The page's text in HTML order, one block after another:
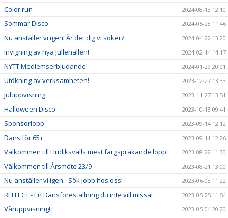
Color run 2024-08-13 12:10
Sommar Disco 2024-05-28 11:46
Nu anställer vi igen! Är det dig vi söker? 2024-04-22 13:20
Invigning av nya Jullehallen! 2024-02-14 14:17
NYTT Medlemserbjudande! 2024-01-29 20:01
Utökning av verksamheten! 2023-12-27 13:33
Juluppvisning 2023-11-27 13:51
Halloween Disco 2023-10-13 09:41
Sponsorlopp 2023-09-14 12:12
Dans för 65+ 2023-09-11 12:26
Välkommen till Hudiksvalls mest färgsprakande lopp! 2023-08-22 11:30
Välkommen till Årsmöte 23/9 2023-08-21 13:00
Nu anställer vi igen - Sök jobb hos oss! 2023-06-03 11:22
REFLECT - En Dansföreställning du inte vill missa! 2023-05-25 11:54
Våruppvisning! 2023-05-04 20:20